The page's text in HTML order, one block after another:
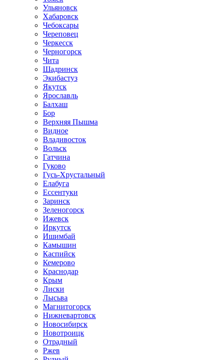
Ульяновск
Хабаровск
Чебоксары
Череповец
Черкесск
Черногорск
Чита
Шадринск
Экибастуз
Якутск
Ярославль
Балхаш
Бор
Верхняя Пышма
Видное
Владивосток
Вольск
Гатчина
Гуково
Гусь-Хрустальный
Елабуга
Ессентуки
Заринск
Зеленогорск
Ижевск
Иркутск
Ишимбай
Камышин
Каспийск
Кемерово
Краснодар
Крым
Лиски
Лысьва
Магнитогорск
Нижневартовск
Новосибирск
Новотроицк
Отрадный
Ржев